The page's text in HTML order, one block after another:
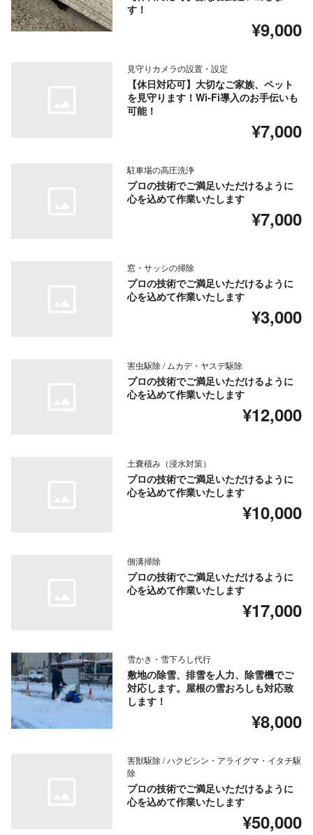
す！
¥9,000
見守りカメラの設置・設定
【休日対応可】大切なご家族、ペット
を見守ります！Wi-Fi導入のお手伝いも
可能！
¥7,000
駐車場の高圧洗浄
プロの技術でご満足いただけるように
心を込めて作業いたします
¥7,000
窓・サッシの掃除
プロの技術でご満足いただけるように
心を込めて作業いたします
¥3,000
害虫駆除 / ムカデ・ヤスデ駆除
プロの技術でご満足いただけるように
心を込めて作業いたします
¥12,000
土嚢積み（浸水対策）
プロの技術でご満足いただけるように
心を込めて作業いたします
¥10,000
側溝掃除
プロの技術でご満足いただけるように
心を込めて作業いたします
¥17,000
雪かき・雪下ろし代行
敷地の除雪、排雪を人力、除雪機でご
対応します。屋根の雪おろしも対応致
します！
¥8,000
害獣駆除 / ハクビシン・アライグマ・イタチ駆
除
プロの技術でご満足いただけるように
心を込めて作業いたします
¥50,000